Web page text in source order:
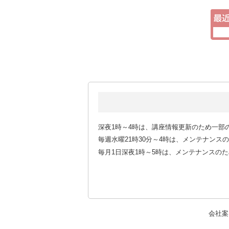
深夜1時～4時は、講座情報更新のため一部
毎週水曜21時30分～4時は、メンテナンス
毎月1日深夜1時～5時は、メンテナンスの
会社